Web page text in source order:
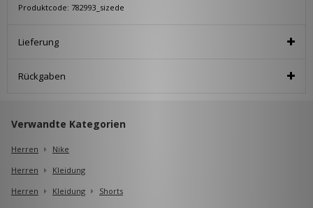
Produktcode: 782993_sizede
Lieferung
Rückgaben
Verwandte Kategorien
Herren
Nike
Herren
Kleidung
Herren
Kleidung Shorts